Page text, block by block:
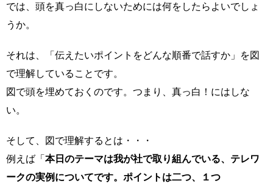
では、頭を真っ白にしないためには何をしたらよいでしょ
うか。
それは、「伝えたいポイントをどんな順番で話すか」を図
で理解していることです。
図で頭を埋めておくのです。つまり、真っ白！にはしな
い。
そして、図で理解するとは・・・
例えば「 本日のテーマは我が社で取り組んでいる、テレワ
ークの実例についてです。ポイントは二つ、１つ